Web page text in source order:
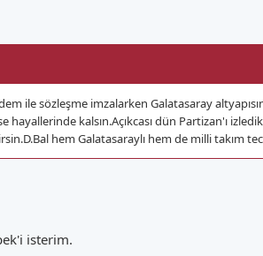
ile sözleşme imzalarken Galatasaray
kalsın.Açıkcası dün Partizan'ı
hem Galatasaraylı hem de milli takım
isterim.